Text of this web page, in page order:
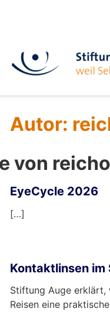
Autor:
von
EyeCycle 2026
[…]
Kontaktlinsen im
Stiftung Auge erklärt,
Reisen eine